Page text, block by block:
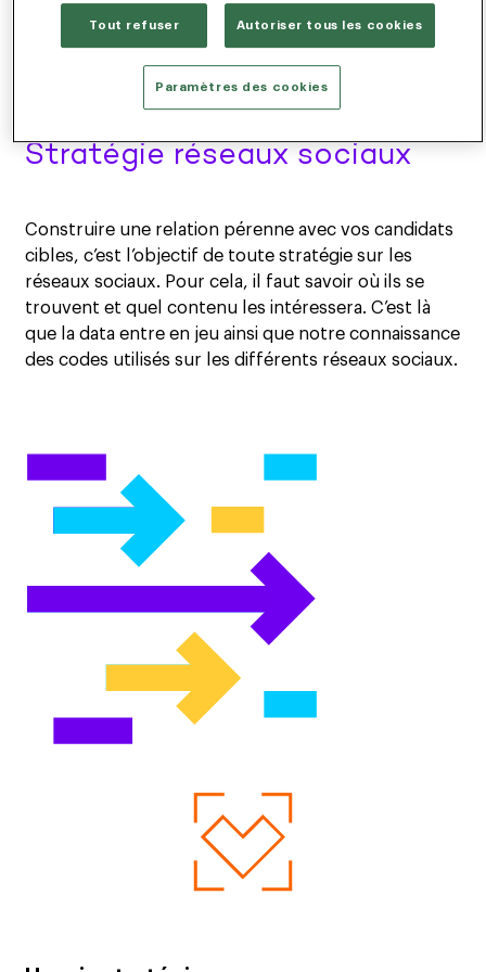
Stratégie réseaux sociaux
Construire une relation pérenne avec vos candidats
cibles, c’est l’objectif de toute stratégie sur les
réseaux sociaux. Pour cela, il faut savoir où ils se
trouvent et quel contenu les intéressera. C’est là
que la data entre en jeu ainsi que notre connaissance
des codes utilisés sur les différents réseaux sociaux.
Tout refuser Autoriser tous les cookies
Paramètres des cookies